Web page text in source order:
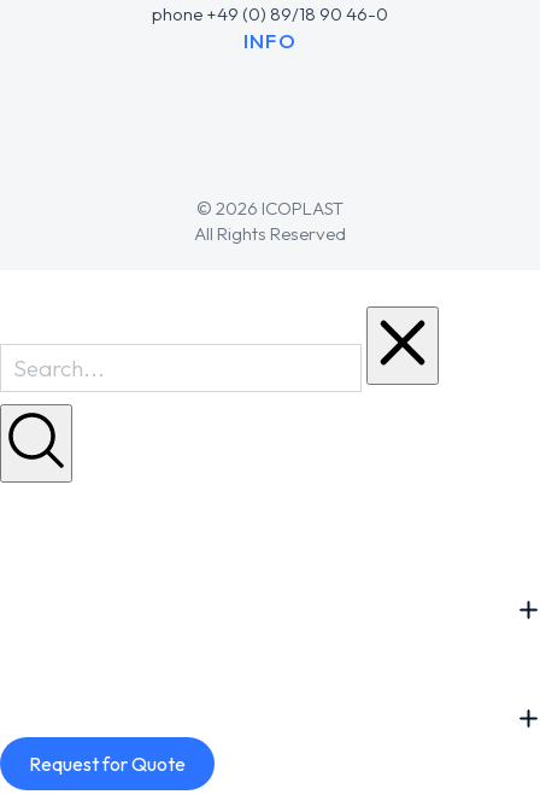
phone +49 (0) 89/18 90 46-0
INFO
© 2026 ICOPLAST
All Rights Reserved
Request for Quote